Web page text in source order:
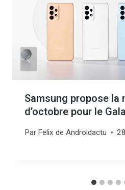
Samsung propose la
d’octobre pour le
Par Felix de Androidactu